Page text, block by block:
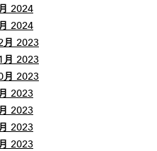
2024
2024
月 2023
月 2023
月 2023
2023
2023
2023
2023